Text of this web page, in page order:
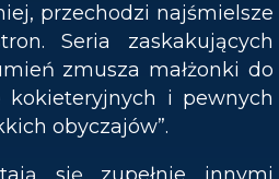
przechodzi najśmielsze
Seria zaskakujących
zmusza małżonki do
i pewnych
obyczajów”.